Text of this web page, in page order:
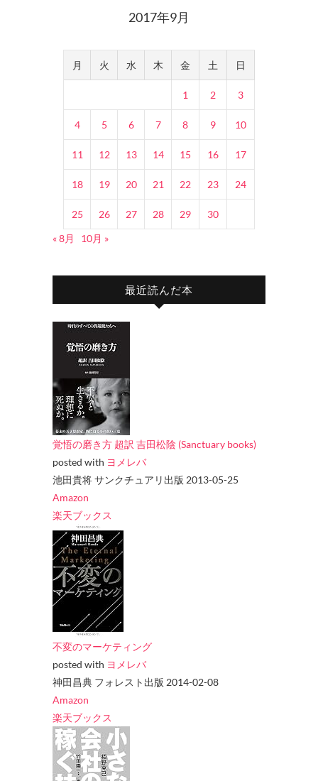
2017年9月
月 火 水 木 金 土 日
1 2 3
4 5 6 7 8 9 10
11 12 13 14 15 16 17
18 19 20 21 22 23 24
25 26 27 28 29
30
« 8月
10月 »
最近読んだ本
覚悟の磨き方 超訳 吉田松陰 (Sanctuary books)
posted with ヨメレバ
池田貴将 サンクチュアリ出版 2013-05-25
Amazon
楽天ブックス
不変のマーケティング
posted with ヨメレバ
神田昌典 フォレスト出版 2014-02-08
Amazon
楽天ブックス